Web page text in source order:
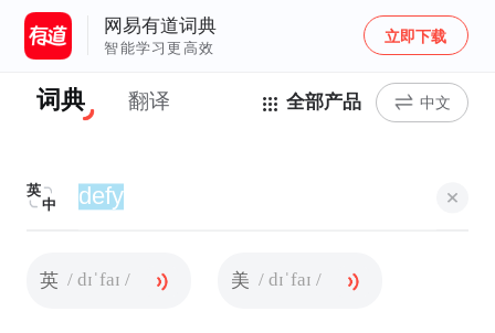
网易有道词典
智能学习更高效
立即下载
词典 翻译 全部产品 中文
英
中
英 / dɪˈfaɪ / 美 / dɪˈfaɪ /